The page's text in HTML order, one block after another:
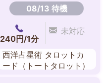
08/13 待機
240円/1分
未対応
西洋占星術 タロットカ
ード（トートタロット）